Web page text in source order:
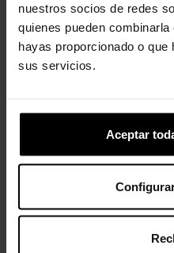
nuestros socios de redes
quienes pueden
hayas proporcionado o que
sus servicios.
Aceptar
-20%
Zuecos unisex Classic...
4 otros productos